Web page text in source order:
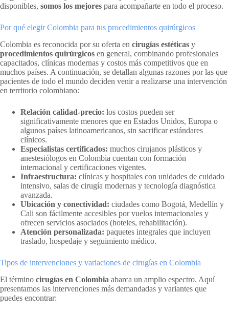
disponibles, somos los mejores para acompañarte en todo el proceso.
Por qué elegir Colombia para tus procedimientos quirúrgicos
Colombia es reconocida por su oferta en cirugías estéticas y
procedimientos quirúrgicos en general, combinando profesionales
capacitados, clínicas modernas y costos más competitivos que en
muchos países. A continuación, se detallan algunas razones por las que
pacientes de todo el mundo deciden venir a realizarse una intervención
en territorio colombiano:
Relación calidad-precio: los costos pueden ser
significativamente menores que en Estados Unidos, Europa o
algunos países latinoamericanos, sin sacrificar estándares
clínicos.
Especialistas certificados: muchos cirujanos plásticos y
anestesiólogos en Colombia cuentan con formación
internacional y certificaciones vigentes.
Infraestructura: clínicas y hospitales con unidades de cuidado
intensivo, salas de cirugía modernas y tecnología diagnóstica
avanzada.
Ubicación y conectividad: ciudades como Bogotá, Medellín y
Cali son fácilmente accesibles por vuelos internacionales y
ofrecen servicios asociados (hoteles, rehabilitación).
Atención personalizada: paquetes integrales que incluyen
traslado, hospedaje y seguimiento médico.
Tipos de intervenciones y variaciones de cirugías en Colombia
El término cirugías en Colombia abarca un amplio espectro. Aquí
presentamos las intervenciones más demandadas y variantes que
puedes encontrar: